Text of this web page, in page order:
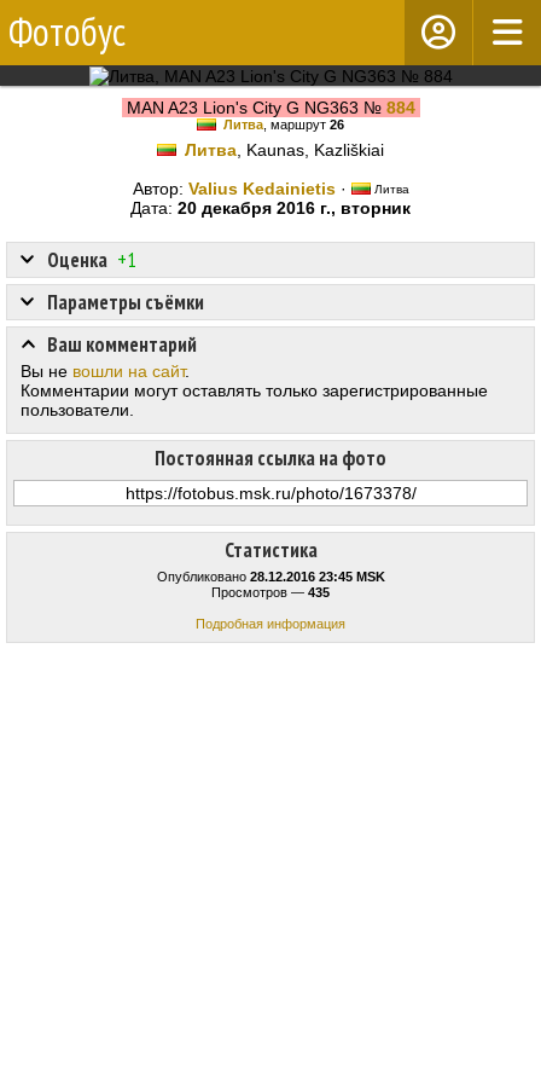
Фотобус
MAN A23 Lion's City G NG363 № 884
Литва , маршрут 26
Литва , Kaunas, Kazliškiai
Автор: Valius Kedainietis· Литва
Дата: 20 декабря 2016 г., вторник
Статистика
Опубликовано 28.12.2016 23:45 MSK
Просмотров — 435
Подробная информация
Оценка +1
Постоянная ссылка на фото
Параметры съёмки
Ваш комментарий
Вы не вошли на сайт.
Комментарии могут оставлять только зарегистрированные
пользователи.